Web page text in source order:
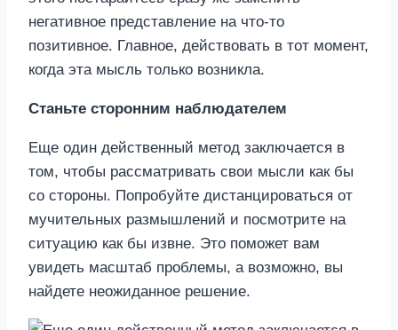
Станьте сторонним наблюдателем
Еще один действенный метод заключается в
том, чтобы рассматривать свои мысли как бы
со стороны. Попробуйте дистанцироваться от
мучительных размышлений и посмотрите на
ситуацию как бы извне. Это поможет вам
увидеть масштаб проблемы, а возможно, вы
найдете неожиданное решение.